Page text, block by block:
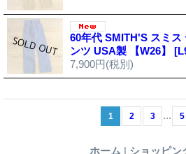
60年代 SMITH'S スミス
ンツ USA製 【W26】
7,900円(税別)
1 2 3 ... 5
ホーム | ショッピン